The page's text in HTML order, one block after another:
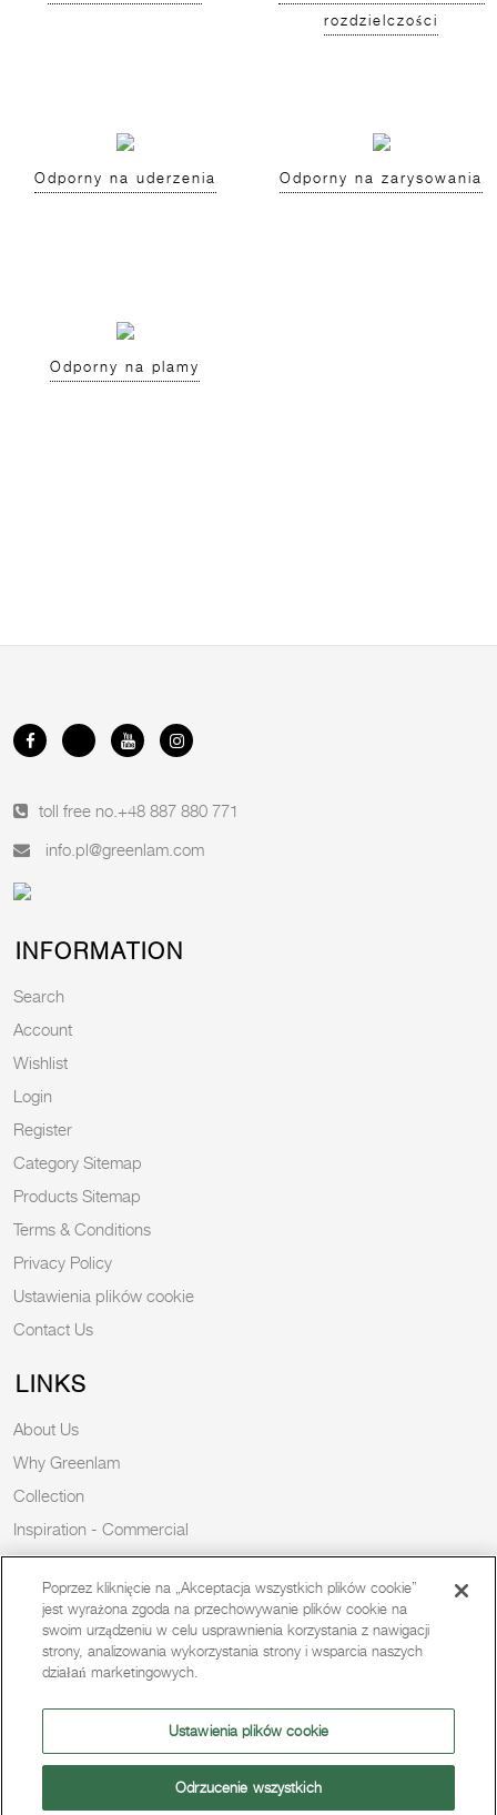
rozdzielczości
Odporny na uderzenia Odporny na zarysowania
Odporny na plamy
toll free no. +48 887 880 771
info.pl@greenlam.com
INFORMATION
Search
Account
Wishlist
Login
Register
Category Sitemap
Products Sitemap
Terms & Conditions
Privacy Policy
Ustawienia plików cookie
Contact Us
LINKS
About Us
Why Greenlam
Collection
Inspiration - Commercial
Inspiration - Residential
Case Study
Trends
Resources
Poprzez kliknięcie na „Akceptacja wszystkich plików cookie”
jest wyrażona zgoda na przechowywanie plików cookie na
swoim urządzeniu w celu usprawnienia korzystania z nawigacji
strony, analizowania wykorzystania strony i wsparcia naszych
działań marketingowych.
Ustawienia plików cookie
Odrzucenie wszystkich